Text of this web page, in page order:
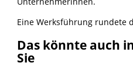
Eine Werksführung rundete
Das könnte auch
Sie